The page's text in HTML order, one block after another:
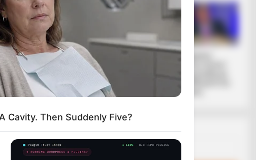
ΚΑΙ ΠΡΟΣΤΑΣΙΑ
ΤΟ ΒΑΘΥ ΚΡΑΤΟΣ
ΑΠΟΣΠΑΣΤΕΙ Η
ΤΗΝ
ΕΙΝΑΙ
Οι Γερμανοί
επίθεση...
Email address:
Cavity. Then Suddenly Five?